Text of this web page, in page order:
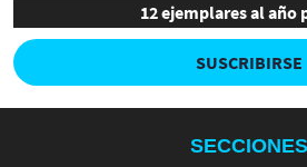
12 ejemplares al año
SUSCRIBIRSE
SECCIONES